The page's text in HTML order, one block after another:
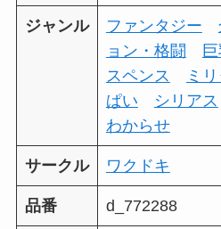
ジャンル ファンタジー
ョン・格闘
スペンス
ミ
ぱい
シリアス
わからせ
サークル ワクドキ
品番 d_772288